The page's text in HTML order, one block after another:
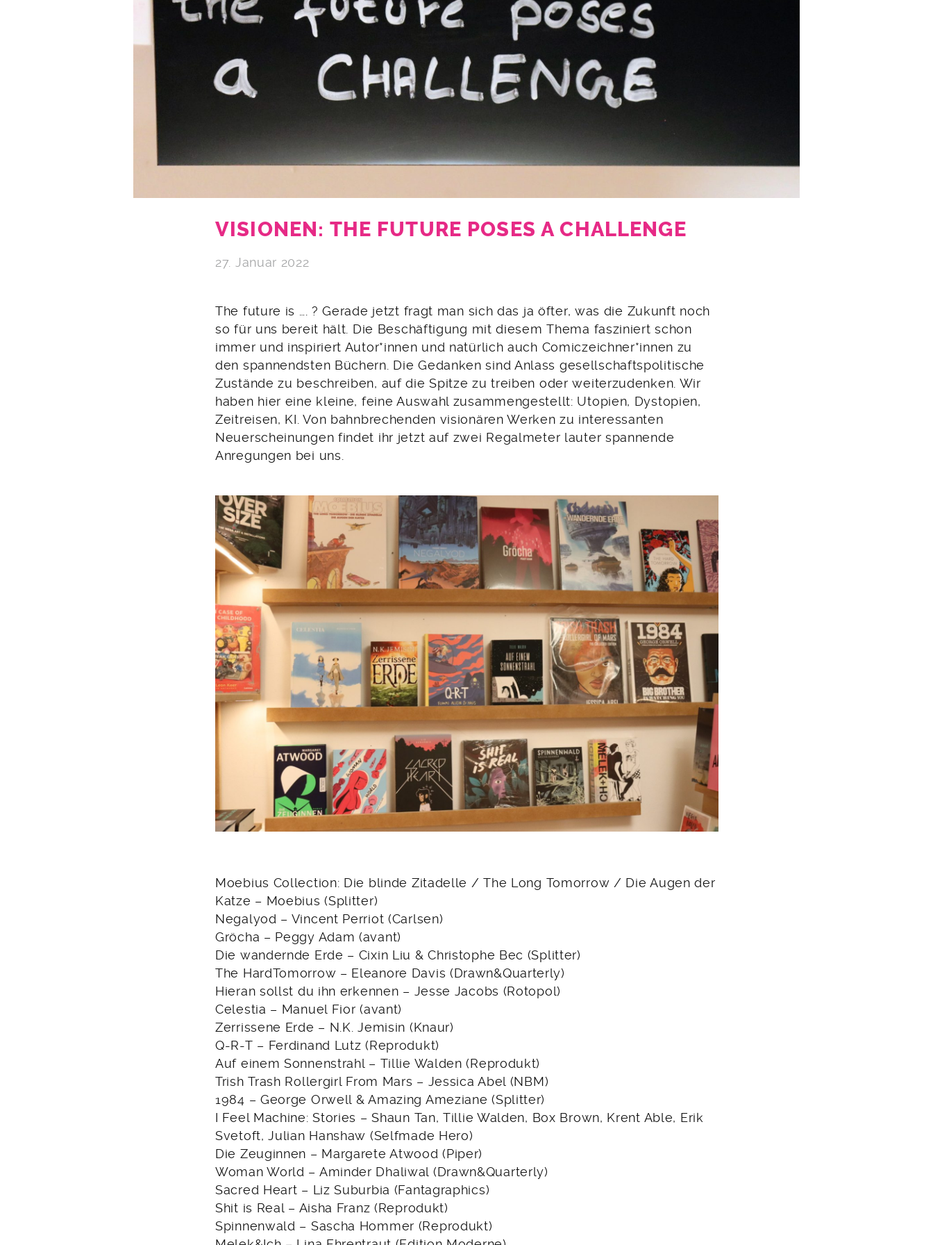
VISIONEN: THE FUTURE POSES A CHALLENGE
27. Januar 2022
The future is …. ? Gerade jetzt fragt man sich das ja öfter, was die Zukunft noch
so für uns bereit hält. Die Beschäftigung mit diesem Thema fasziniert schon
immer und inspiriert Autor*innen und natürlich auch Comiczeichner*innen zu
den spannendsten Büchern. Die Gedanken sind Anlass gesellschaftspolitische
Zustände zu beschreiben, auf die Spitze zu treiben oder weiterzudenken. Wir
haben hier eine kleine, feine Auswahl zusammengestellt: Utopien, Dystopien,
Zeitreisen, KI. Von bahnbrechenden visionären Werken zu interessanten
Neuerscheinungen findet ihr jetzt auf zwei Regalmeter lauter spannende
Anregungen bei uns.
Moebius Collection: Die blinde Zitadelle / The Long Tomorrow / Die Augen der
Katze – Moebius (Splitter)
Negalyod – Vincent Perriot (Carlsen)
Gröcha – Peggy Adam (avant)
Die wandernde Erde – Cixin Liu & Christophe Bec (Splitter)
The HardTomorrow – Eleanore Davis (Drawn&Quarterly)
Hieran sollst du ihn erkennen – Jesse Jacobs (Rotopol)
Celestia – Manuel Fior (avant)
Zerrissene Erde – N.K. Jemisin (Knaur)
Q-R-T – Ferdinand Lutz (Reprodukt)
Auf einem Sonnenstrahl – Tillie Walden (Reprodukt)
Trish Trash Rollergirl From Mars – Jessica Abel (NBM)
1984 – George Orwell & Amazing Ameziane (Splitter)
I Feel Machine: Stories – Shaun Tan, Tillie Walden, Box Brown, Krent Able, Erik
Svetoft, Julian Hanshaw (Selfmade Hero)
Die Zeuginnen – Margarete Atwood (Piper)
Woman World – Aminder Dhaliwal (Drawn&Quarterly)
Sacred Heart – Liz Suburbia (Fantagraphics)
Shit is Real – Aisha Franz (Reprodukt)
Spinnenwald – Sascha Hommer (Reprodukt)